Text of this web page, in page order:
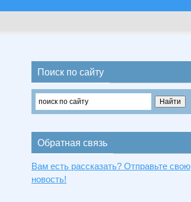
Поиск по сайту
Обратная связь
Вам есть рассказать? Отправьте свою
новость!